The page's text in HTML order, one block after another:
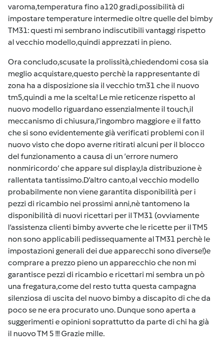
varoma,temperatura fino a120 gradi,possibilità di
impostare temperature intermedie oltre quelle del bimby
TM31: questi mi sembrano indiscutibili vantaggi rispetto
al vecchio modello,quindi apprezzati in pieno.
Ora concludo,scusate la prolissità,chiedendomi cosa sia
meglio acquistare,questo perchè la rappresentante di
zona ha a disposizione sia il vecchio tm31 che il nuovo
tm5,quindi a me la scelta! Le mie reticenze rispetto al
nuovo modello riguardano essenzialmente il touch,il
meccanismo di chiusura,l’ingombro maggiore e il fatto
che si sono evidentemente già verificati problemi con il
nuovo visto che dopo averne ritirati alcuni per il blocco
del funzionamento a causa di un ‘errore numero
nonmiricordo’ che appare sul display,la distribuzione è
rallentata tantissimo.D’altro canto,al vecchio modello
probabilmente non viene garantita disponibilità per i
pezzi di ricambio nei prossimi anni,nè tantomeno la
disponibilità di nuovi ricettari per il TM31 (ovviamente
l’assistenza clienti bimby avverte che le ricette per il TM5
non sono applicabili pedissequamente al TM31 perchè le
impostazioni generali dei due apparecchi sono diverse!)e
comprare a prezzo pieno un apparecchio che non mi
garantisce pezzi di ricambio e ricettari mi sembra un pò
una fregatura,come del resto tutta questa campagna
silenziosa di uscita del nuovo bimby a discapito di che da
poco se ne era procurato uno. Dunque sono aperta a
suggerimenti e opinioni soprattutto da parte di chi ha già
il nuovo TM 5 !!! Grazie mille.